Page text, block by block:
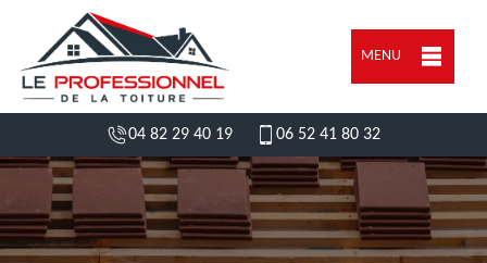
MENU
04 82 29 40 19 06 52 41 80 32